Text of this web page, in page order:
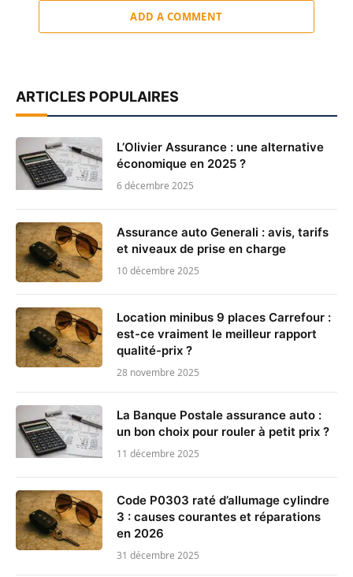
ADD A COMMENT
ARTICLES POPULAIRES
L’Olivier Assurance : une alternative
économique en 2025 ?
6 décembre 2025
Assurance auto Generali : avis, tarifs
et niveaux de prise en charge
10 décembre 2025
Location minibus 9 places Carrefour :
est-ce vraiment le meilleur rapport
qualité-prix ?
28 novembre 2025
La Banque Postale assurance auto :
un bon choix pour rouler à petit prix ?
11 décembre 2025
Code P0303 raté d’allumage cylindre
3 : causes courantes et réparations
en 2026
31 décembre 2025